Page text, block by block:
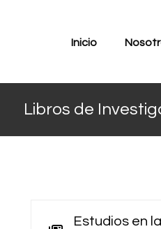
Inicio
Libros de
Estudios en